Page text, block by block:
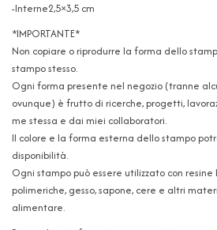
-Interne2,5×3,5 cm
*IMPORTANTE*
Non copiare o riprodurre la forma dello
stampo stesso.
Ogni forma presente nel negozio (tranne
ovunque) è frutto di ricerche, progetti,
me stessa e dai miei collaboratori.
Il colore e la forma esterna dello stampo
disponibilità.
Ogni stampo può essere utilizzato con
polimeriche, gesso, sapone, cere e altri
alimentare.